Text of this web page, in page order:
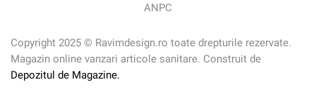
ANPC
Copyright 2025 © Ravimdesign.ro toate drepturile rezervate.
Magazin online vanzari articole sanitare. Construit de
Depozitul de Magazine.